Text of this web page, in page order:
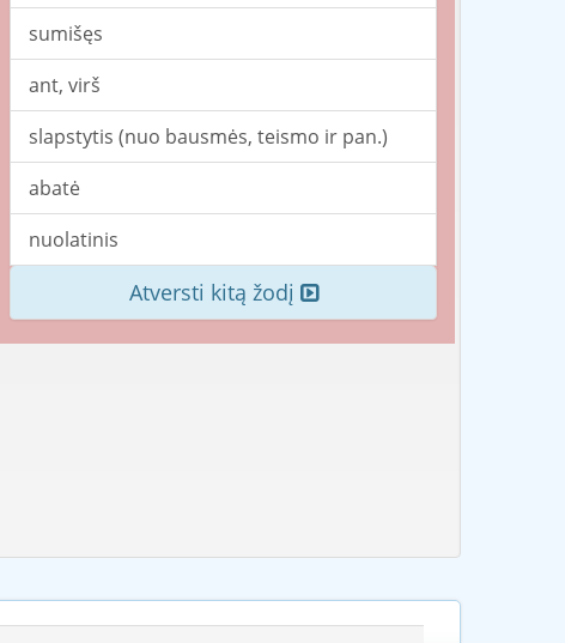
sumišęs
ant, virš
slapstytis (nuo bausmės, teismo ir pan.)
abatė
nuolatinis
Atversti kitą žodį